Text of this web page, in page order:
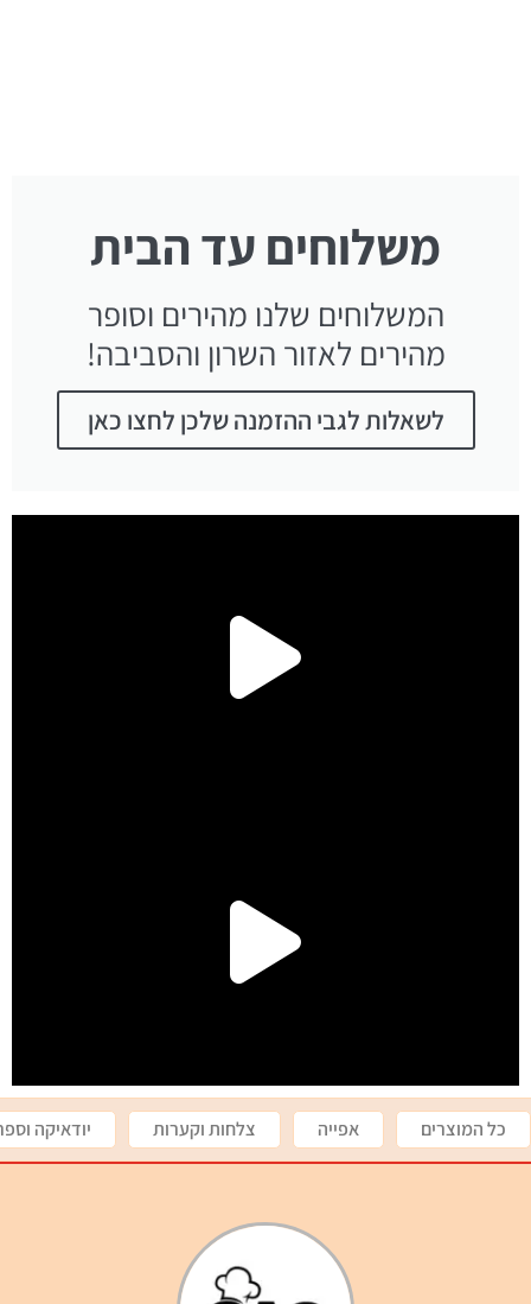
משלוחים עד הבית
המשלוחים שלנו מהירים וסופר
מהירים לאזור השרון והסביבה!
לשאלות לגבי ההזמנה שלכן לחצו כאן
כל המוצרים אפייה צלחות וקערות יודאיקה